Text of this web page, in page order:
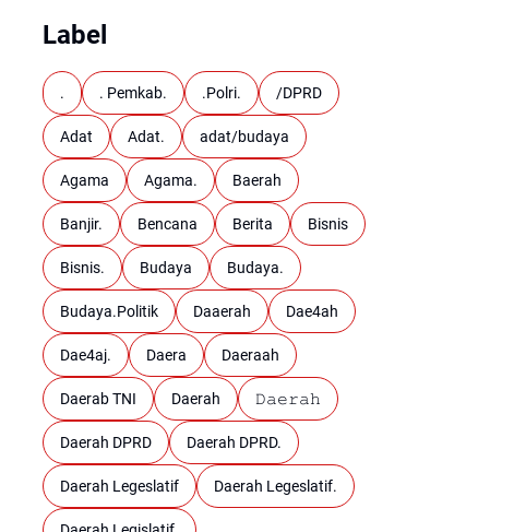
Label
. . Pemkab. .Polri. /DPRD
Adat Adat. adat/budaya
Agama Agama. Baerah
Banjir. Bencana Berita Bisnis
Bisnis. Budaya Budaya.
Budaya.Politik Daaerah Dae4ah
Dae4aj. Daera Daeraah
Daerab TNI Daerah 𝙳𝚊𝚎𝚛𝚊𝚑
Daerah DPRD Daerah DPRD.
Daerah Legeslatif Daerah Legeslatif.